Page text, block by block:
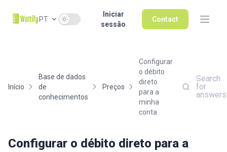
PT Use setting
Iniciar
sessão
Contact
Início
Base de dados
de
conhecimentos
Preços
Configurar
o débito
direto
para a
minha
conta
Search
for
answers
Configurar o débito direto para a